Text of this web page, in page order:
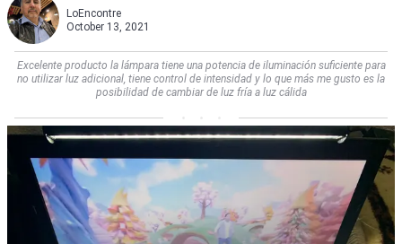
LoEncontre
October 13, 2021
Excelente producto la lámpara tiene una potencia de iluminación suficiente para
no utilizar luz adicional, tiene control de intensidad y lo que más me gusto es la
posibilidad de cambiar de luz fría a luz cálida